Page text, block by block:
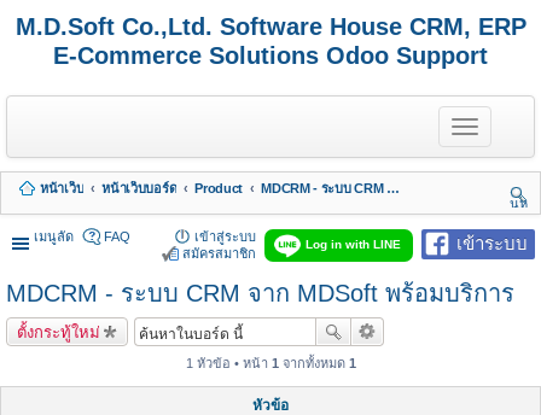
M.D.Soft Co.,Ltd. Software House CRM, ERP
E-Commerce Solutions Odoo Support
T
o
g
e
n
a
i
g
หน้าเว็บ หน้าเว็บบอร์ด Product
MDCRM - ระบบ CRM จาก MDSoft พร้อมบริการ
นห
า
เมนูลัด
เข้าระบบ
Log in with LINE
FAQ
เข้าสู่ระบบ
สมัครสมาชิก
MDCRM - ระบบ CRM จาก MDSoft พร้อมบริการ
ตั้งกระทู้ใหม่
1 หัวข้อ • หน้า 1 จากทั้งหมด 1
หัวข้อ